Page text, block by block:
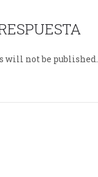
will not be published.